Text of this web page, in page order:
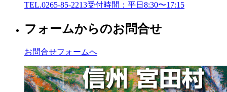
TEL.0265-85-2213受付時間：平日8:30〜17:15
フォームからのお問合せ
お問合せフォームへ